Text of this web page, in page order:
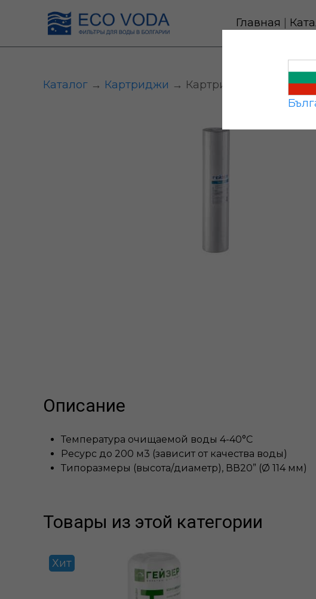
Главная
Каталог → Картриджи → Картридж PP5-20BB
Описание
Температура очищаемой воды 4-40°С
Ресурс до 200 м3 (зависит от качества воды)
Типоразмеры (высота/диаметр), ВВ20” (Ø 114 мм)
Товары из этой категории
Хит